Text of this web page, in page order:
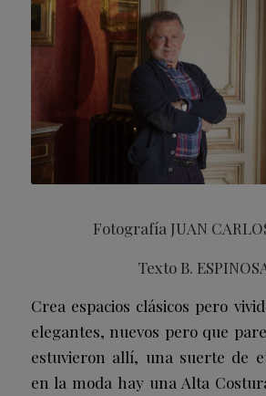
Fotografía JUAN
Texto B.
Crea espacios clásicos pero
elegantes, nuevos pero que
estuvieron allí, una suerte de
en la moda hay una Alta